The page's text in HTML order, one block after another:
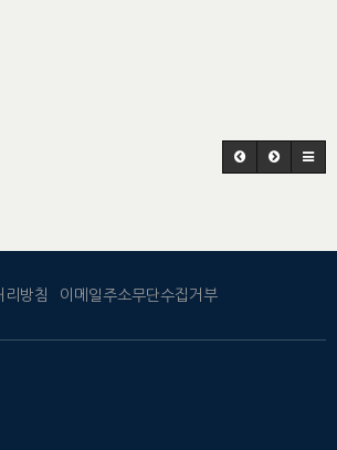
리방침 이메일주소무단수집거부